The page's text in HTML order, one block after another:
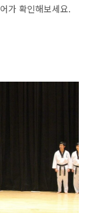
가 확인해보세요.